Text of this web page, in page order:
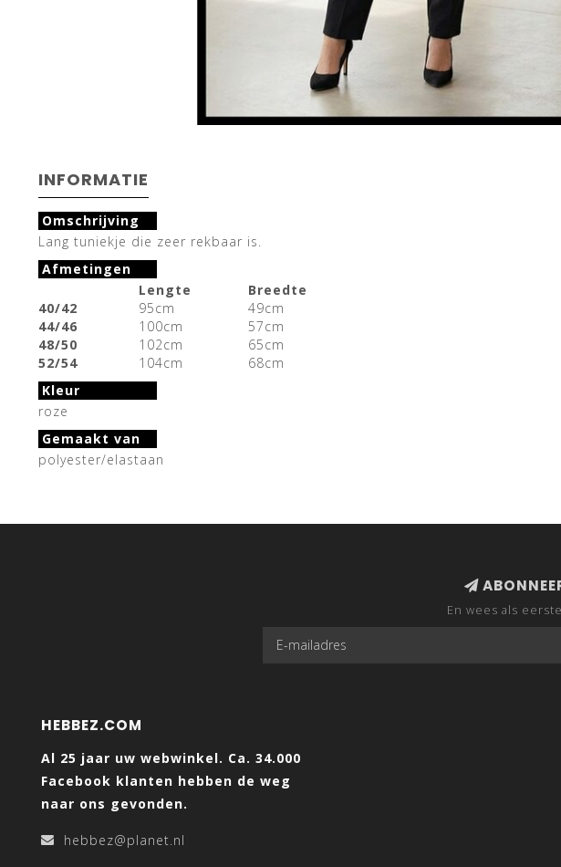
INFORMATIE
Omschrijving
Lang tuniekje die zeer rekbaar is.
Afmetingen
Lengte
Breedte
40/42
95cm
49cm
44/46
100cm
57cm
48/50
102cm
65cm
52/54
104cm
68cm
Kleur
roze
Gemaakt van
polyester/elastaan
En wees als
HEBBEZ.COM
Al 25 jaar uw webwinkel. Ca. 34.000
Facebook klanten hebben de weg
naar ons gevonden.
hebbez@planet.nl